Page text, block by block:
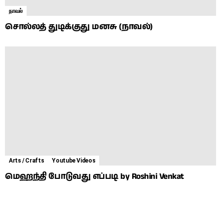
நாவல்
சொல்லத் துடிக்குது மனசு (நாவல்)
Arts / Crafts Youtube Videos
மெஹந்தி போடுவது எப்படி by Roshini Venkat